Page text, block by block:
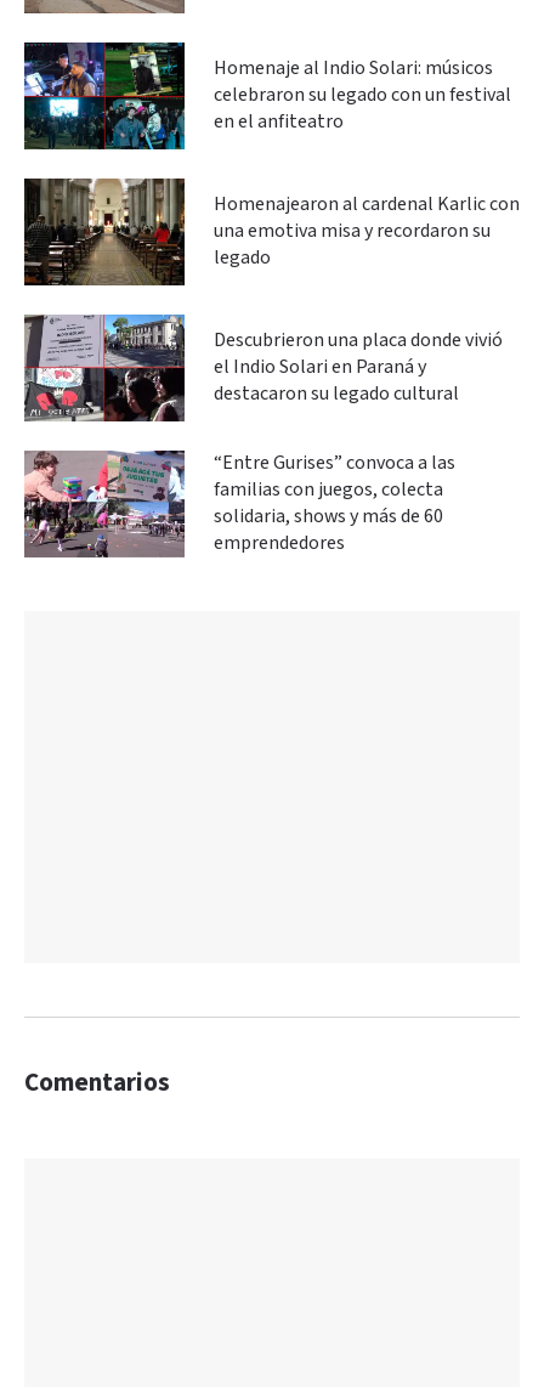
Homenaje al Indio Solari: músicos
celebraron su legado con un festival
en el anfiteatro
Homenajearon al cardenal Karlic con
una emotiva misa y recordaron su
legado
Descubrieron una placa donde vivió
el Indio Solari en Paraná y
destacaron su legado cultural
“Entre Gurises” convoca a las
familias con juegos, colecta
solidaria, shows y más de 60
emprendedores
Comentarios